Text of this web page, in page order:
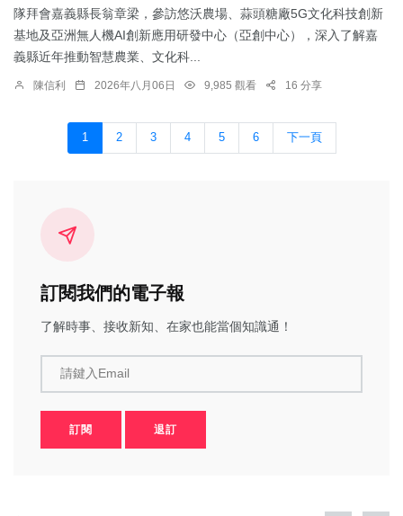
隊拜會嘉義縣長翁章梁，參訪悠沃農場、蒜頭糖廠5G文化科技創新
基地及亞洲無人機AI創新應用研發中心（亞創中心），深入了解嘉
義縣近年推動智慧農業、文化科...
陳信利 2026年八月06日 9,985 觀看 16 分享
1 2 3 4 5 6 下一頁
訂閱我們的電子報
了解時事、接收新知、在家也能當個知識通！
請鍵入Email
訂閱 退訂